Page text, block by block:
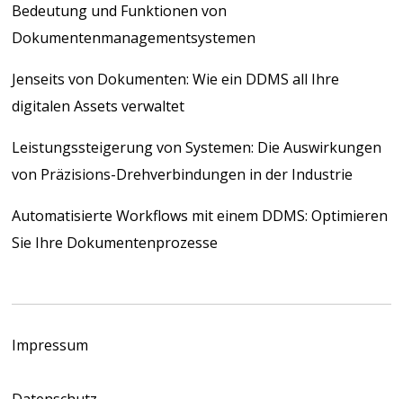
Bedeutung und Funktionen von
Dokumentenmanagementsystemen
Jenseits von Dokumenten: Wie ein DDMS all Ihre
digitalen Assets verwaltet
Leistungssteigerung von Systemen: Die Auswirkungen
von Präzisions-Drehverbindungen in der Industrie
Automatisierte Workflows mit einem DDMS: Optimieren
Sie Ihre Dokumentenprozesse
Impressum